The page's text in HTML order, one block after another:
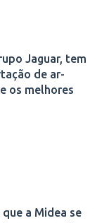
Jaguar, tem
de ar-
os melhores
a Midea se